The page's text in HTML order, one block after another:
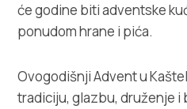
Kutak za
će godine biti adventske
ponudom hrane i pića.
Ovogodišnji Advent u
tradiciju, glazbu, druženje i